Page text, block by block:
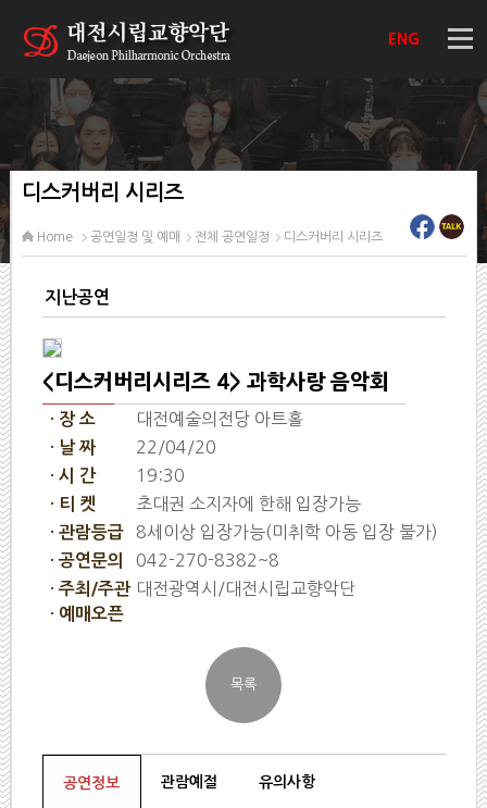
ENG
디스커버리 시리즈
Home 공연일정 및 예매 전체 공연일정 디스커버리 시리즈
지난공연
<디스커버리시리즈 4> 과학사랑 음악회
· 장 소 대전예술의전당 아트홀
· 날 짜 22/04/20
· 시 간 19:30
· 티 켓 초대권 소지자에 한해 입장가능
· 관람등급 8세이상 입장가능(미취학 아동 입장 불가)
· 공연문의 042-270-8382~8
· 주최/주관 대전광역시/대전시립교향악단
· 예매오픈
공연정보 관람예절 유의사항